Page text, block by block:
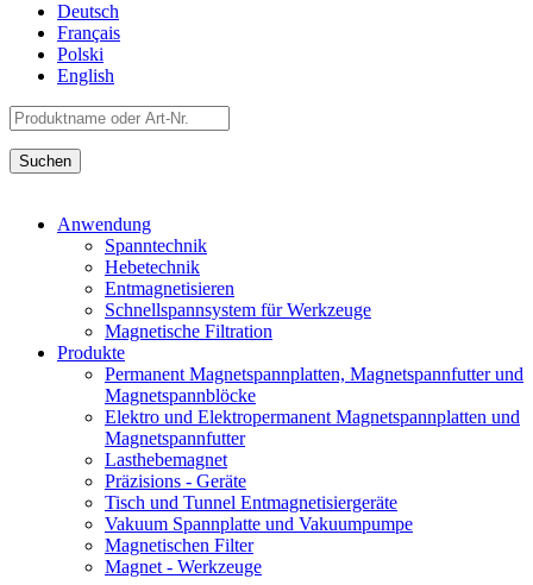
Deutsch
Français
Polski
English
Anwendung
Spanntechnik
Hebetechnik
Entmagnetisieren
Schnellspannsystem für Werkzeuge
Magnetische Filtration
Produkte
Permanent Magnetspannplatten, Magnetspannfutter und
Magnetspannblöcke
Elektro und Elektropermanent Magnetspannplatten und
Magnetspannfutter
Lasthebemagnet
Präzisions - Geräte
Tisch und Tunnel Entmagnetisiergeräte
Vakuum Spannplatte und Vakuumpumpe
Magnetischen Filter
Magnet - Werkzeuge